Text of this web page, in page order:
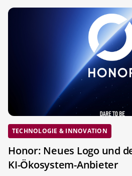
TECHNOLOGIE & INNOVATION
Honor: Neues Logo und
KI-Ökosystem-Anbieter